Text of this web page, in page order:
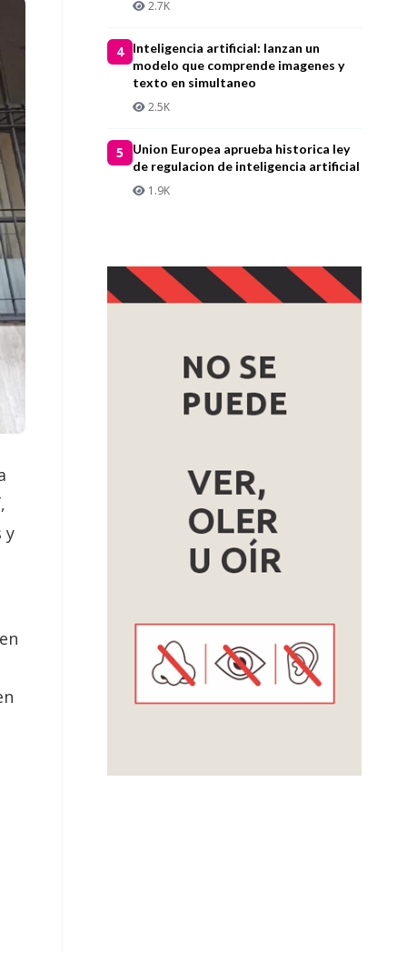
y
2.7K
4
Inteligencia artificial: lanzan un
modelo que comprende imagenes y
texto en simultaneo
2.5K
5
Union Europea aprueba historica ley
de regulacion de inteligencia artificial
1.9K